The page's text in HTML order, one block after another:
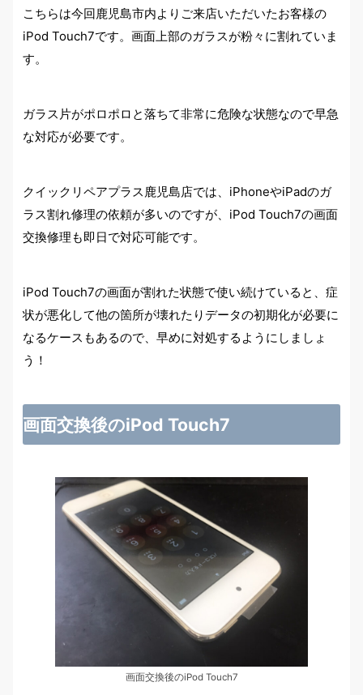
こちらは今回鹿児島市内よりご来店いただいたお客様の
iPod Touch7です。画面上部のガラスが粉々に割れていま
す。
ガラス片がポロポロと落ちて非常に危険な状態なので早急
な対応が必要です。
クイックリペアプラス鹿児島店では、iPhoneやiPadのガ
ラス割れ修理の依頼が多いのですが、iPod Touch7の画面
交換修理も即日で対応可能です。
iPod Touch7の画面が割れた状態で使い続けていると、症
状が悪化して他の箇所が壊れたりデータの初期化が必要に
なるケースもあるので、早めに対処するようにしましょ
う！
画面交換後のiPod Touch7
画面交換後のiPod Touch7